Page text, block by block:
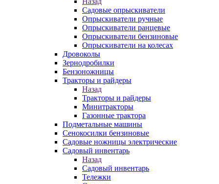
Садовые опрыскиватели
Опрыскиватели ручные
Опрыскиватели ранцевые
Опрыскиватели бензиновые
Опрыскиватели на колесах
Дровоколы
Зернодробилки
Бензоножницы
Тракторы и райдеры
Назад
Тракторы и райдеры
Минитракторы
Газонные трактора
Подметальные машины
Сенокосилки бензиновые
Садовые ножницы электрические
Садовый инвентарь
Назад
Садовый инвентарь
Тележки